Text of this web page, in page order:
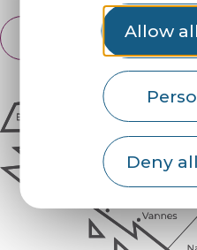
Allow
Deny
English
Français